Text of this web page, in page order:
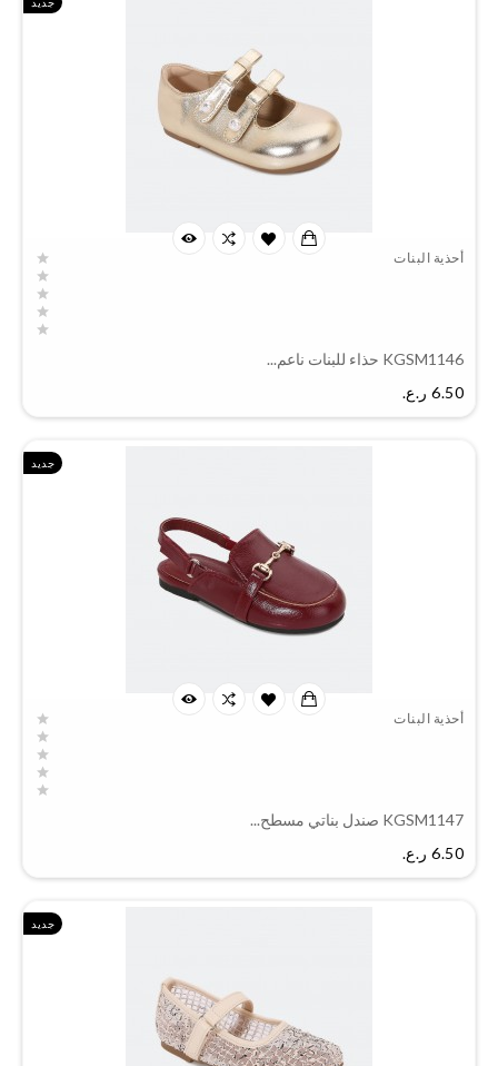
أحذية البنات
KGSM1146 حذاء للبنات ناعم...
6.50 ر.ع.‏
جديد
أحذية البنات
KGSM1147 صندل بناتي مسطح...
6.50 ر.ع.‏
جديد